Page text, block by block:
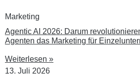
Marketing
Agentic AI 2026: Darum
Agenten das Marketing für
Weiterlesen »
13. Juli 2026